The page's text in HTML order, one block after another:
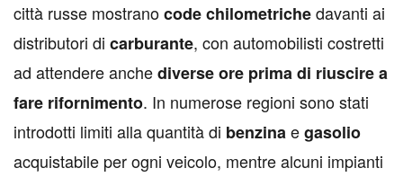
città russe mostranocode chilometrichedavanti ai
distributori di carburante, con automobilisti costretti
ad attendere anchediverse ore prima di riuscire a
fare rifornimento. In numerose regioni sono stati
introdotti limiti alla quantità di benzinaegasolio
acquistabile per ogni veicolo, mentre alcuni impianti